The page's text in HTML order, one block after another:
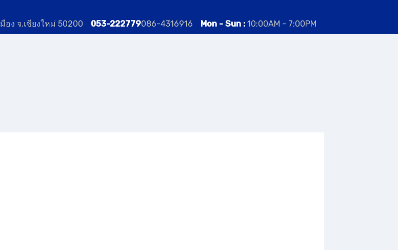
มือง จ.เชียงใหม่ 50200 053-222779086-4316916 Mon - Sun : 10:00AM - 7:00PM